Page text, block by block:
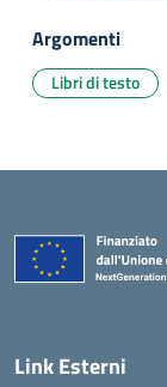
Argomenti
Libri di testo
Link Esterni